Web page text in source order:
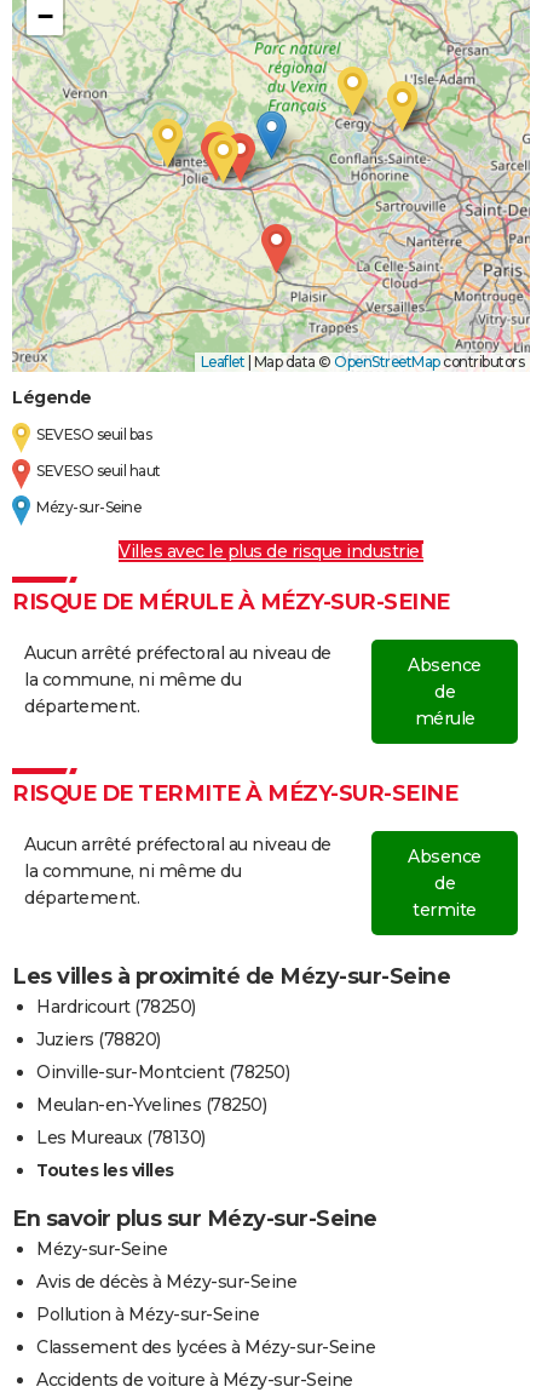
−
Leaflet Map data © OpenStreetMapcontributors
Légende
SEVESO seuil bas
SEVESO seuil haut
Mézy-sur-Seine
Villes avec le plus de risque industriel
RISQUE DE MÉRULE À MÉZY-SUR-SEINE
Aucun arrêté préfectoral au niveau de
la commune, ni même du
département.
Absence
de
mérule
RISQUE DE TERMITE À MÉZY-SUR-SEINE
Aucun arrêté préfectoral au niveau de
la commune, ni même du
département.
Absence
de
termite
Les villes à proximité de Mézy-sur-Seine
Hardricourt (78250)
Juziers (78820)
Oinville-sur-Montcient (78250)
Meulan-en-Yvelines (78250)
Les Mureaux (78130)
Toutes les villes
En savoir plus sur Mézy-sur-Seine
Mézy-sur-Seine
Avis de décès à Mézy-sur-Seine
Pollution à Mézy-sur-Seine
Classement des lycées à Mézy-sur-Seine
Accidents de voiture à Mézy-sur-Seine